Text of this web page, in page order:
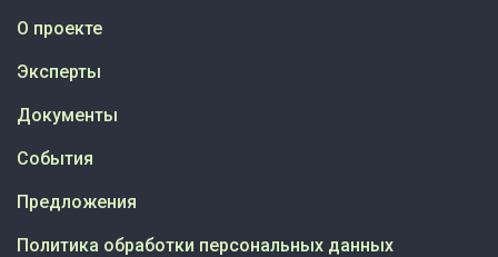
О проекте
Эксперты
Документы
События
Предложения
Политика обработки персональных данных